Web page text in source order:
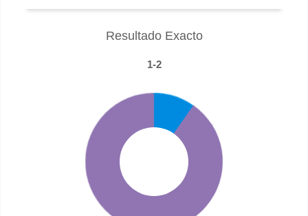
Resultado Exacto
1-2